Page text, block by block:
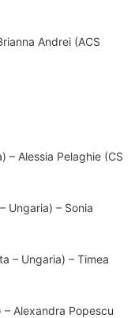
Andrei (ACS
– Alessia Pelaghie (CS
Ungaria) – Sonia
– Ungaria) – Timea
– Alexandra Popescu